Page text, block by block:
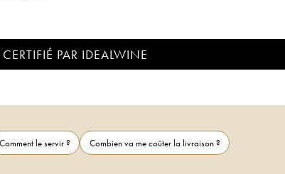
PAR IDEALWINE
Comment le servir ?
Combien va me coûter la livraison ?